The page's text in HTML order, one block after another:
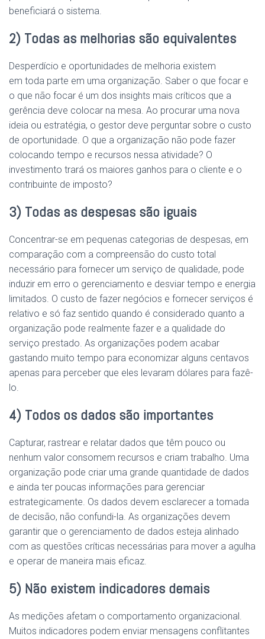
beneficiará o sistema.
2) Todas as melhorias são equivalentes
Desperdício e oportunidades de melhoria existem
em toda parte em uma organização. Saber o que focar e
o que não focar é um dos insights mais críticos que a
gerência deve colocar na mesa. Ao procurar uma nova
ideia ou estratégia, o gestor deve perguntar sobre o custo
de oportunidade. O que a organização não pode fazer
colocando tempo e recursos nessa atividade? O
investimento trará os maiores ganhos para o cliente e o
contribuinte de imposto?
3) Todas as despesas são iguais
Concentrar-se em pequenas categorias de despesas, em
comparação com a compreensão do custo total
necessário para fornecer um serviço de qualidade, pode
induzir em erro o gerenciamento e desviar tempo e energia
limitados. O custo de fazer negócios e fornecer serviços é
relativo e só faz sentido quando é considerado quanto a
organização pode realmente fazer e a qualidade do
serviço prestado. As organizações podem acabar
gastando muito tempo para economizar alguns centavos
apenas para perceber que eles levaram dólares para fazê-
lo.
4) Todos os dados são importantes
Capturar, rastrear e relatar dados que têm pouco ou
nenhum valor consomem recursos e criam trabalho. Uma
organização pode criar uma grande quantidade de dados
e ainda ter poucas informações para gerenciar
estrategicamente. Os dados devem esclarecer a tomada
de decisão, não confundi-la. As organizações devem
garantir que o gerenciamento de dados esteja alinhado
com as questões críticas necessárias para mover a agulha
e operar de maneira mais eficaz.
5) Não existem indicadores demais
As medições afetam o comportamento organizacional.
Muitos indicadores podem enviar mensagens conflitantes